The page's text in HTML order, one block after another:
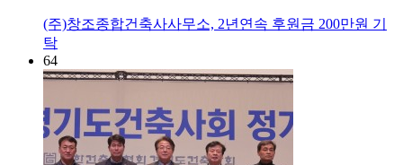
(주)창조종합건축사사무소, 2년연속 후원금 200만원 기
탁
64